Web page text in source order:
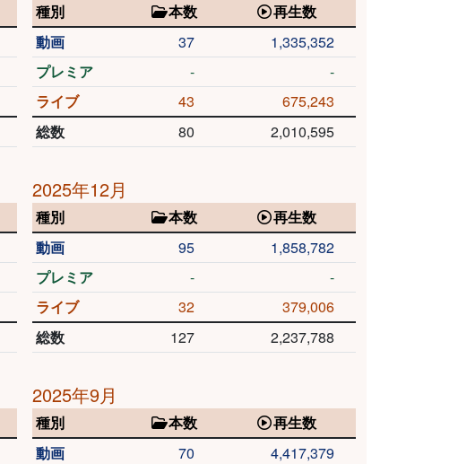
種別 本数
再生数
動画
37
1,335,352
プレミア
-
-
ライブ
43
675,243
総数
80 2,010,595
2025年12月
種別 本数
再生数
動画
95
1,858,782
プレミア
-
-
ライブ
32
379,006
総数
127 2,237,788
2025年9月
種別 本数
再生数
動画
70
4,417,379